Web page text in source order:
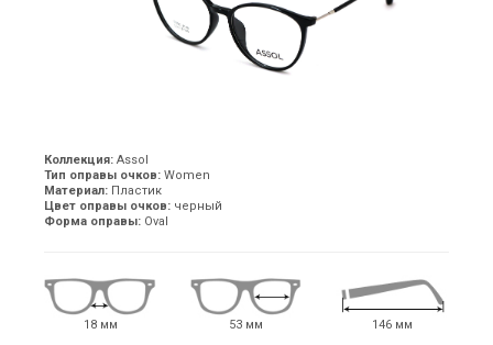
Коллекция: Assol
Тип оправы очков: Women
Материал: Пластик
Цвет оправы очков: черный
Форма оправы: Oval
18 мм 53 мм 146 мм